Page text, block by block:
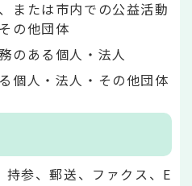
または市内での公益活動
の他団体
のある個人・法人
個人・法人・その他団体
参、郵送、ファクス、E